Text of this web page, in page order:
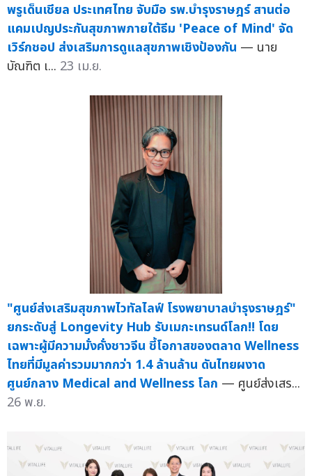
พรูเด็นเชียล ประเทศไทย จับมือ รพ.บำรุงราษฎร์ สานต่อ
แคมเปญประกันสุขภาพภายใต้ธีม 'Peace of Mind' จัด
เวิร์กชอป ส่งเสริมการดูแลสุขภาพเชิงป้องกัน — นาย
บัณฑิต เ... 23 เม.ย.
"ศูนย์ส่งเสริมสุขภาพไวทัลไลฟ์ โรงพยาบาลบำรุงราษฎร์"
ยกระดับสู่ Longevity Hub รับเมกะเทรนด์โลก!! โดย
เฉพาะผู้มีความมั่งคั่งชาวจีน ชี้โอกาสของตลาด Wellness
ไทยที่มีมูลค่ารวมมากกว่า 1.4 ล้านล้าน ดันไทยผงาด
ศูนย์กลาง Medical and Wellness โลก — ศูนย์ส่งเสร...
26 พ.ย.